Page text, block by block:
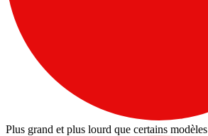
Plus grand et plus lourd que certains modèles